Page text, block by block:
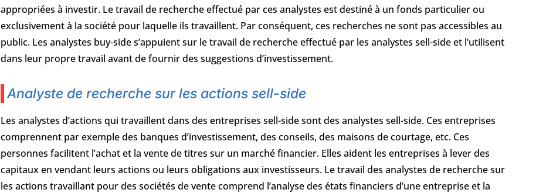
appropriées à investir. Le travail de recherche effectué par ces analystes est destiné à un fonds particulier ou
exclusivement à la société pour laquelle ils travaillent. Par conséquent, ces recherches ne sont pas accessibles au
public. Les analystes buy-side s’appuient sur le travail de recherche effectué par les analystes sell-side et l’utilisent
dans leur propre travail avant de fournir des suggestions d’investissement.
Analyste de recherche sur les actions sell-side
Les analystes d’actions qui travaillent dans des entreprises sell-side sont des analystes sell-side. Ces entreprises
comprennent par exemple des banques d’investissement, des conseils, des maisons de courtage, etc. Ces
personnes facilitent l’achat et la vente de titres sur un marché financier. Elles aident les entreprises à lever des
capitaux en vendant leurs actions ou leurs obligations aux investisseurs. Le travail des analystes de recherche sur
les actions travaillant pour des sociétés de vente comprend l’analyse des états financiers d’une entreprise et la